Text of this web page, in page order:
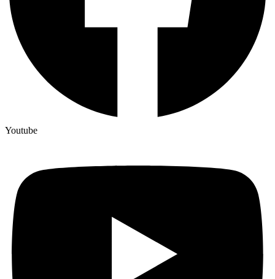
Youtube